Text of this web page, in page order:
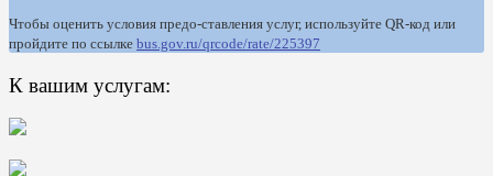
Чтобы оценить условия предо-ставления услуг, используйте QR-код или
пройдите по ссылке bus.gov.ru/qrcode/rate/225397
К вашим услугам: